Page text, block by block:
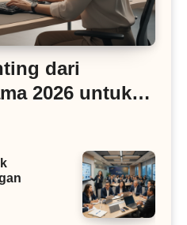
dari
2026 untuk